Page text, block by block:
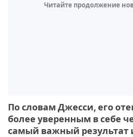
Читайте продолжение
По словам Джесси, его
более уверенным в себе
самый важный результат